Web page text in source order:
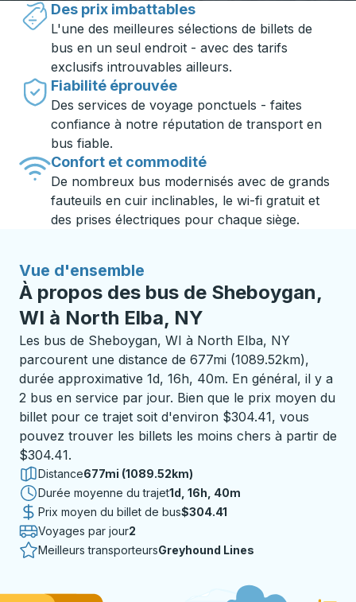
Des prix imbattables
L'une des meilleures sélections de billets de
bus en un seul endroit - avec des tarifs
exclusifs introuvables ailleurs.
Fiabilité éprouvée
Des services de voyage ponctuels - faites
confiance à notre réputation de transport en
bus fiable.
Confort et commodité
De nombreux bus modernisés avec de grands
fauteuils en cuir inclinables, le wi-fi gratuit et
des prises électriques pour chaque siège.
Vue d'ensemble
À propos des bus de Sheboygan,
WI à North Elba, NY
Les bus de Sheboygan, WI à North Elba, NY
parcourent une distance de 677mi (1089.52km),
durée approximative 1d, 16h, 40m. En général, il y a
2 bus en service par jour. Bien que le prix moyen du
billet pour ce trajet soit d'environ $304.41, vous
pouvez trouver les billets les moins chers à partir de
$304.41.
Distance677mi (1089.52km)
Durée moyenne du trajet1 jour 16 heures 40 minutes
1d, 16h, 40m
Prix moyen du billet de bus$304.41
Voyages par jour2
Meilleurs transporteursGreyhound Lines